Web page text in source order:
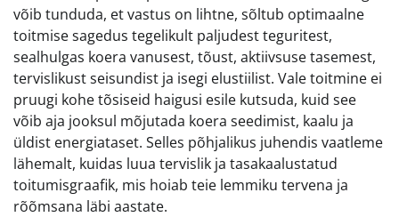
võib tunduda, et vastus on lihtne, sõltub optimaalne
toitmise sagedus tegelikult paljudest teguritest,
sealhulgas koera vanusest, tõust, aktiivsuse tasemest,
tervislikust seisundist ja isegi elustiilist. Vale toitmine ei
pruugi kohe tõsiseid haigusi esile kutsuda, kuid see
võib aja jooksul mõjutada koera seedimist, kaalu ja
üldist energiataset. Selles põhjalikus juhendis vaatleme
lähemalt, kuidas luua tervislik ja tasakaalustatud
toitumisgraafik, mis hoiab teie lemmiku tervena ja
rõõmsana läbi aastate.